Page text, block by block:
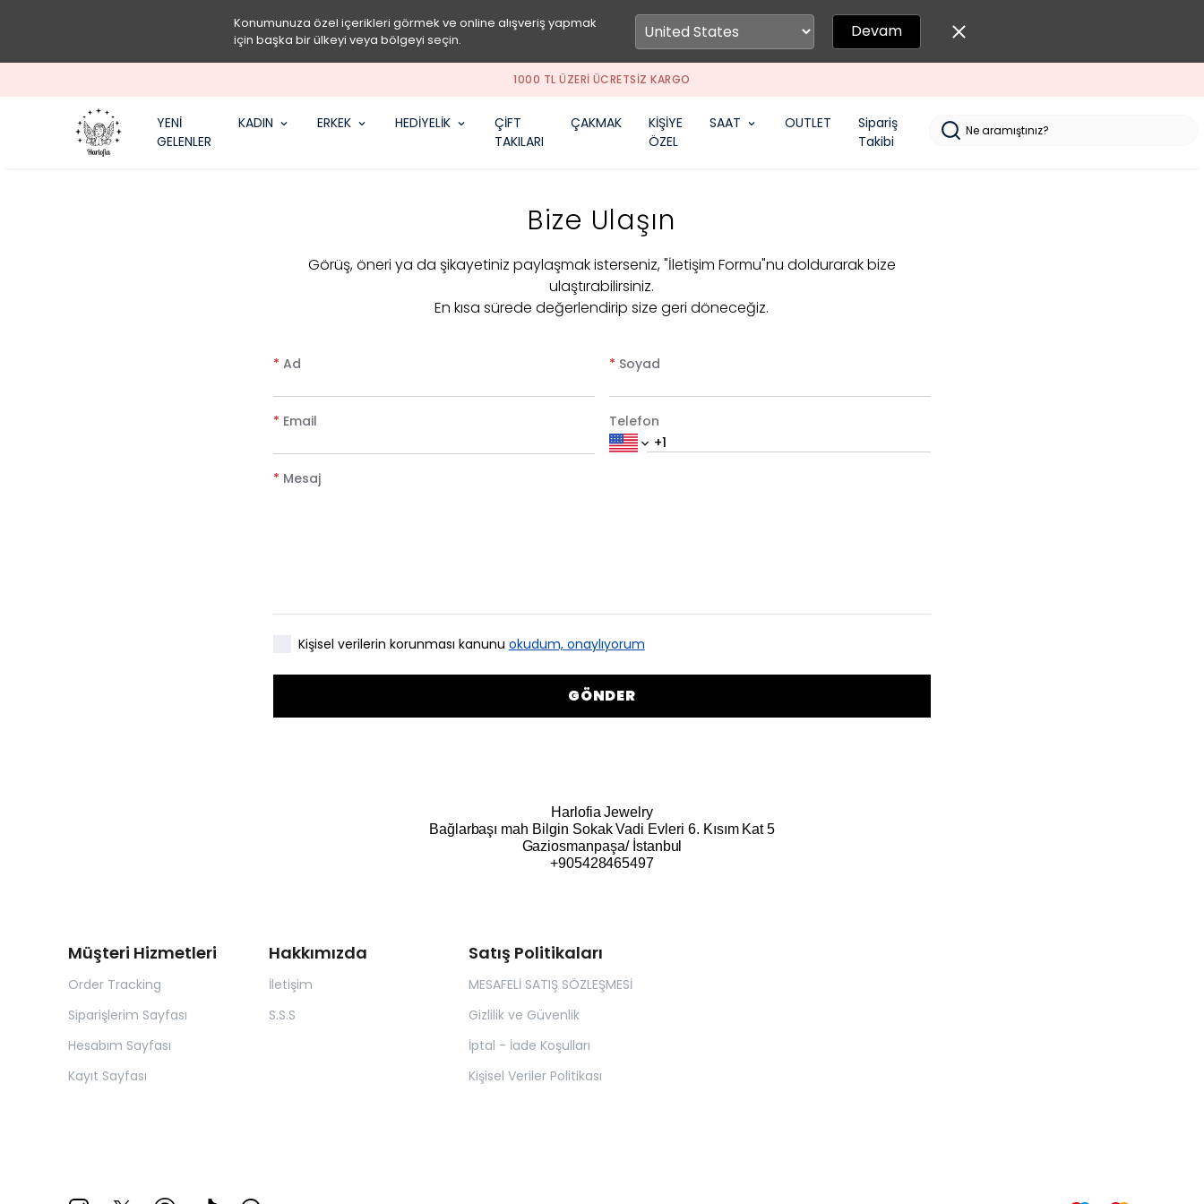
Konumunuza özel içerikleri görmek ve online alışveriş yapmak
için başka bir ülkeyi veya bölgeyi seçin.
Devam
YENİ
GELENLER
KADIN ERKEK HEDİYELİK
ÇİFT
TAKILARI
ÇAKMAK
KİŞİYE
ÖZEL
SAAT OUTLET
Sipariş
Takibi
Bize Ulaşın
​Görüş, öneri ya da şikayetiniz paylaşmak isterseniz, "İletişim Formu"nu doldurarak bize
ulaştırabilirsiniz.
En kısa sürede değerlendirip size geri döneceğiz.
* Ad * Soyad
* Email Telefon
* Mesaj
Kişisel verilerin korunması kanunu okudum, onaylıyorum
GÖNDER
Harlofia Jewelry
Bağlarbaşı mah Bilgin Sokak Vadi Evleri 6. Kısım Kat 5
Gaziosmanpaşa/ İstanbul
+905428465497
Müşteri Hizmetleri
Order Tracking
Siparişlerim Sayfası
Hesabım Sayfası
Kayıt Sayfası
Hakkımızda
İletişim
S.S.S
Satış Politikaları
MESAFELİ SATIŞ SÖZLEŞMESİ
Gizlilik ve Güvenlik
İptal - İade Koşulları
Kişisel Veriler Politikası